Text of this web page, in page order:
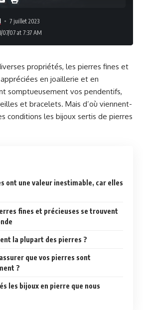
7 juillet 2023
07/07 at 7:37 AM
propriétés, les pierres fines et
en joaillerie et en
somptueusement vos pendentifs,
et bracelets. Mais d’où viennent-
conditions les bijoux sertis de pierres
ont une valeur inestimable, car elles
fines et précieuses se trouvent
la plupart des pierres ?
que vos pierres sont
?
les bijoux en pierre que nous